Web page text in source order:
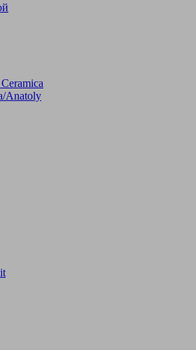
Anatoly